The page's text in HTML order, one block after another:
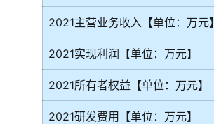
2021主营业务收入【单位：万元】
2021实现利润【单位：万元】
2021所有者权益【单位：万元】
2021研发费用【单位：万元】